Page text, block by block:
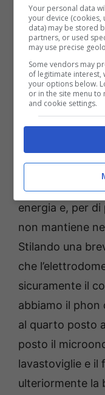
Inoltre, dovrete
vostro gestore
con le tariffe
rimane altro
elettrodomestici
soprattutto
frigo rotto,
energia e, per
non mantiene
Stilando una
che
sicuramente il
abbiamo il phon
al quarto posto
posto il
lavastoviglie e il
ulteriormente la
Your personal data
your device
data) may be stored
partners, or used
may use precise
Some vendors may
of legitimate interest,
your options below.
or in the site menu to
and cookie settings.